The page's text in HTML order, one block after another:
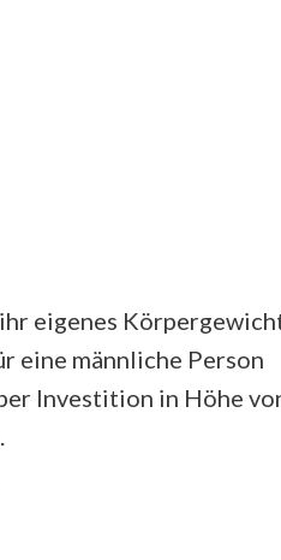
eigenes
eine männliche Person
Investition in Höhe